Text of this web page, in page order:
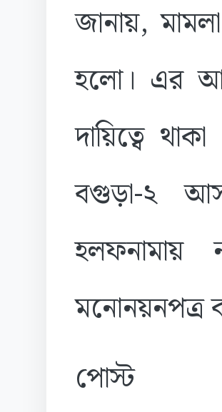
জানায়,
হলো। এর
দায়িত্বে
বগুড়া-২
মনোনয়নপত্র